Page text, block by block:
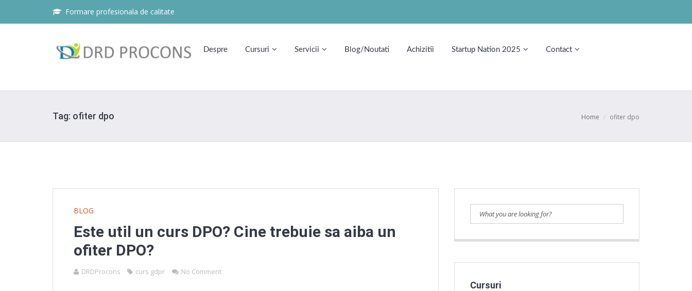
Formare profesionala de calitate
Despre Cursuri Servicii Blog/Noutati Achizitii Startup Nation 2025 Contact
Tag: ofiter dpo Home / ofiter dpo
BLOG
Este util un curs DPO? Cine trebuie sa aiba un
ofiter DPO?
DRDProcons curs gdpr No Comment
Cursuri